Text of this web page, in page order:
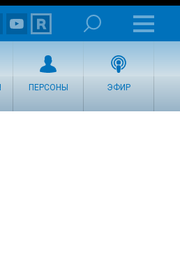
ПЕРСОНЫ ЭФИР